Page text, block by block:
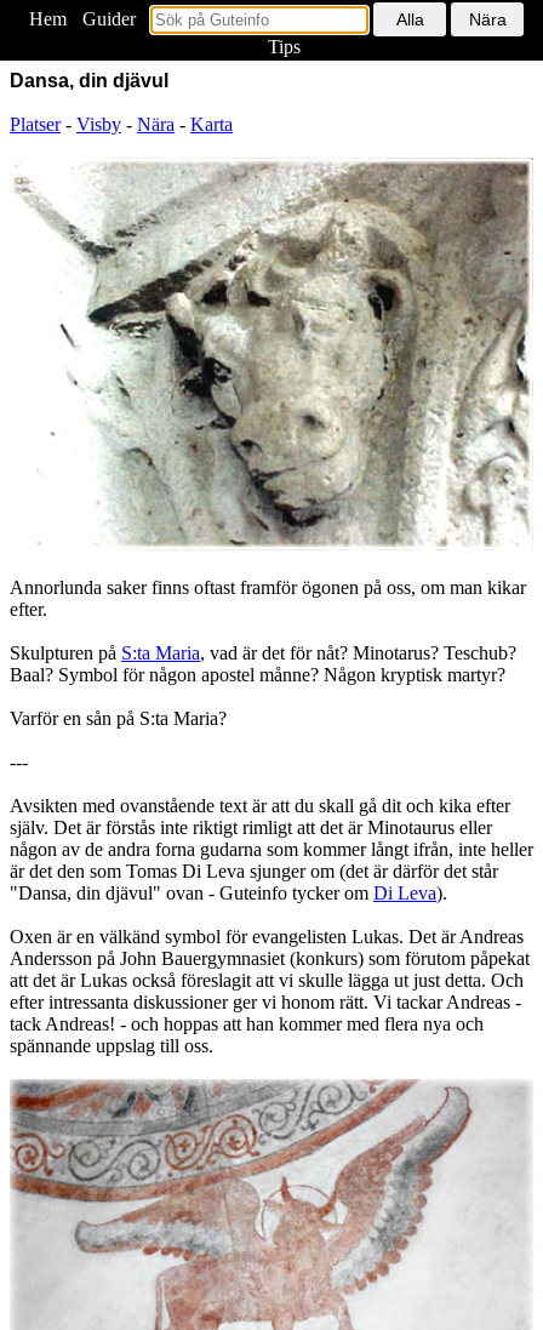
Hem
Guider
Tips
Dansa, din djävul
Platser- Visby - Nära - Karta
Annorlunda saker finns oftast framför ögonen på oss, om man kikar
efter.
Skulpturen på S:ta Maria, vad är det för nåt? Minotarus? Teschub?
Baal? Symbol för någon apostel månne? Någon kryptisk martyr?
Varför en sån på S:ta Maria?
---
Avsikten med ovanstående text är att du skall gå dit och kika efter
själv. Det är förstås inte riktigt rimligt att det är Minotaurus eller
någon av de andra forna gudarna som kommer långt ifrån, inte heller
är det den som Tomas Di Leva sjunger om (det är därför det står
"Dansa, din djävul" ovan - Guteinfo tycker om Di Leva).
Oxen är en välkänd symbol för evangelisten Lukas. Det är Andreas
Andersson på John Bauergymnasiet (konkurs) som förutom påpekat
att det är Lukas också föreslagit att vi skulle lägga ut just detta. Och
efter intressanta diskussioner ger vi honom rätt. Vi tackar Andreas -
tack Andreas! - och hoppas att han kommer med flera nya och
spännande uppslag till oss.